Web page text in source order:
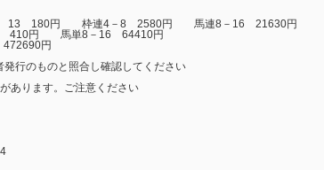
180円 枠連4－8 2580円 馬連8－16 21630円
410円 馬単8－16 64410円
円
行のものと照合し確認してください
あります。ご注意ください